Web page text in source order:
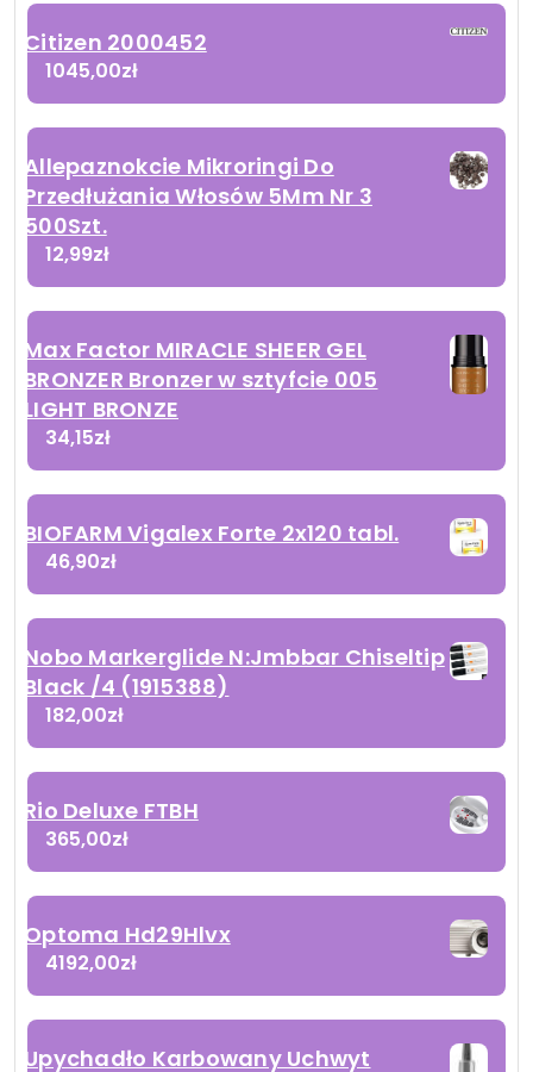
Citizen 2000452
1045,00zł
Allepaznokcie Mikroringi Do
Przedłużania Włosów 5Mm Nr 3
500Szt.
12,99zł
Max Factor MIRACLE SHEER GEL
BRONZER Bronzer w sztyfcie 005
LIGHT BRONZE
34,15zł
BIOFARM Vigalex Forte 2x120 tabl.
46,90zł
Nobo Markerglide N:Jmbbar Chiseltip
Black /4 (1915388)
182,00zł
Rio Deluxe FTBH
365,00zł
Optoma Hd29Hlvx
4192,00zł
Upychadło Karbowany Uchwyt